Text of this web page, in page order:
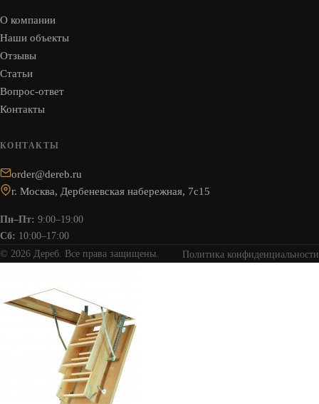
О компании
Наши объекты
Отзывы
Статьи
Вопрос-ответ
Контакты
КОНТАКТЫ
order@dereb.ru
г. Москва, Дербеневская набережная, 7с15
Пн–Пт: 9:00–19:00
Сб: 10:00–17:00
© 2026 Дереб. Все права защищены.
Политика конфиденциальности